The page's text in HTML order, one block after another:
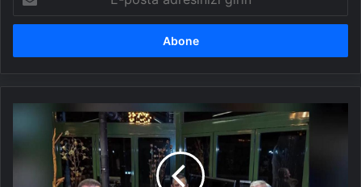
posta
adresinizi
görüşme
polemiği